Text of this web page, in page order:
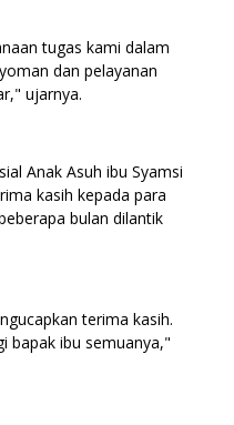
tugas kami dalam
dan pelayanan
ujarnya.
Anak Asuh ibu Syamsi
kasih kepada para
bulan dilantik
terima kasih.
bapak ibu semuanya,"